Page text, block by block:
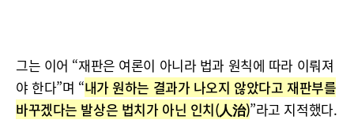
그는 이어 “재판은 여론이 아니라 법과 원칙에 따라 이뤄져
야 한다”며 “내가 원하는 결과가 나오지 않았다고 재판부를
바꾸겠다는 발상은 법치가 아닌 인치(人治)”라고 지적했다.